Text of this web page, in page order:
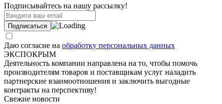
Подписывайтесь на нашу рассылку!
Даю согласие на обработку персональных данных
ЭКСПОКРЫМ
Деятельность компании направлена на то, чтобы помочь
производителям товаров и поставщикам услуг наладить
партнерские взаимоотношения и заключить выгодные
контракты на перспективу!
Свежие новости